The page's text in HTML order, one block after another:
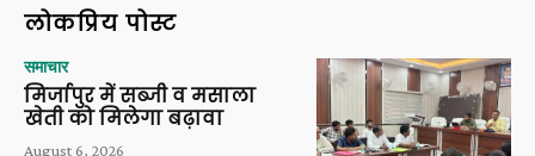
लोकप्रिय पोस्ट
समाचार
मिर्जापुर में सब्जी व मसाला
खेती को मिलेगा बढ़ावा
August 6, 2026